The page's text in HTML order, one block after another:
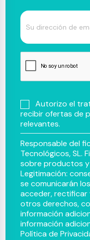
Autorizo el
recibir ofertas de
relevantes.
Responsable del
Tecnológicos, SL.
sobre productos
Legitimación:
se comunicarán
acceder, rectificar
otros derechos,
información
información
Política de